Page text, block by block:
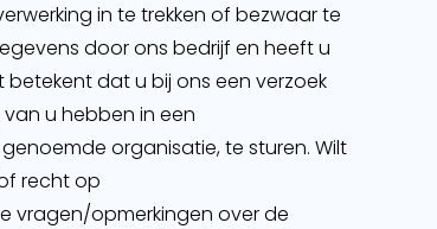
in te trekken of bezwaar te
door ons bedrijf en heeft u
dat u bij ons een verzoek
u hebben in een
organisatie, te sturen. Wilt
recht op
vragen/opmerkingen over de